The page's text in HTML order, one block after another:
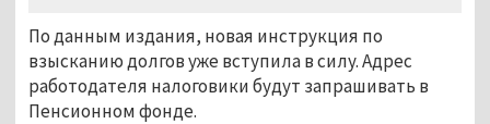
По данным издания, новая инструкция по
взысканию долгов уже вступила в силу. Адрес
работодателя налоговики будут запрашивать в
Пенсионном фонде.